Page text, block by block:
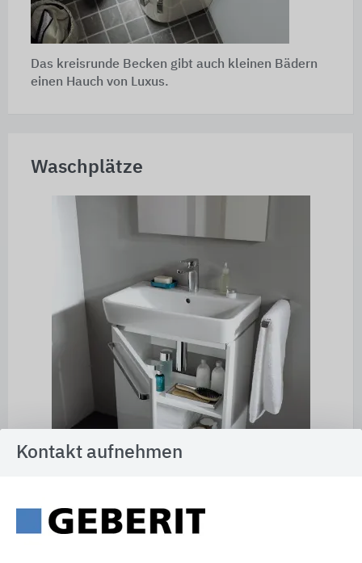
Das kreisrunde Becken gibt auch kleinen Bädern
einen Hauch von Luxus.
Waschplätze
Kontakt aufnehmen